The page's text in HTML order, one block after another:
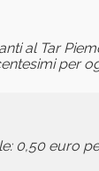
al Tar
per
0,50 euro